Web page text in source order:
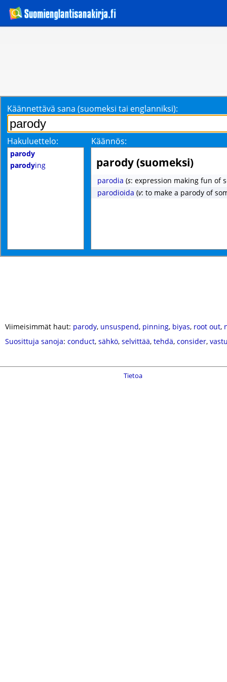
Käännettävä sana (suomeksi tai englanniksi):
Hakuluettelo: Käännös:
parody
parodying parody (suomeksi)
parodia (s: expression making fun of
parodioida (v: to make a parody of
Viimeisimmät haut: parody, unsuspend, pinning, biyas, root out,
Suosittuja sanoja: conduct, sähkö, selvittää, tehdä, consider,
Tietoa